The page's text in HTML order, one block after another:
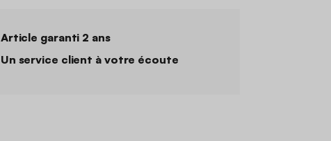
Article garanti 2 ans
Un service client à votre écoute